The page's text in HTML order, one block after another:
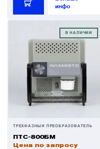
инфо
В НАЛИЧИИ
ТРЁХФАЗНЫЙ ПРЕОБРАЗОВАТЕЛЬ
ПТС-800БМ
Цена по запросу